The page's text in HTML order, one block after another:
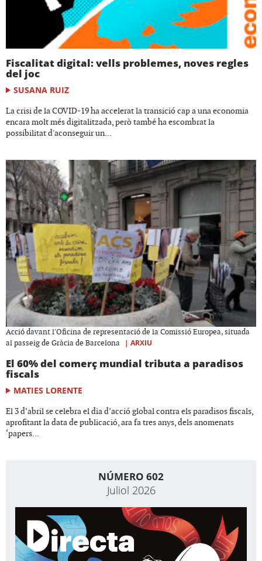
Fiscalitat digital: vells problemes, noves regles
del joc
SUSANA RUIZ
La crisi de la COVID-19 ha accelerat la transició cap a una economia
encara molt més digitalitzada, però també ha escombrat la
possibilitat d'aconseguir un...
Acció davant l'Oficina de representació de la Comissió Europea, situada
al passeig de Gràcia de Barcelona
| ARXIU
El 60% del comerç mundial tributa a paradisos
fiscals
MATIES LORENTE
El 3 d’abril se celebra el dia d’acció global contra els paradisos fiscals,
aprofitant la data de publicació, ara fa tres anys, dels anomenats
‘papers...
NÚMERO 602
Juliol 2026